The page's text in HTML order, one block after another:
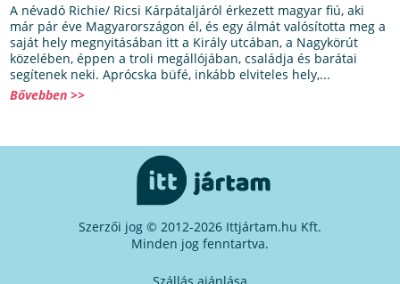
A névadó Richie/ Ricsi Kárpátaljáról érkezett magyar fiú, aki
már pár éve Magyarországon él, és egy álmát valósította meg a
saját hely megnyitásában itt a Király utcában, a Nagykörút
közelében, éppen a troli megállójában, családja és barátai
segítenek neki. Aprócska büfé, inkább elviteles hely,...
Bővebben >>
Szerzői jog © 2012-2026 Ittjártam.hu Kft.
Minden jog fenntartva.
Szállás ajánlása